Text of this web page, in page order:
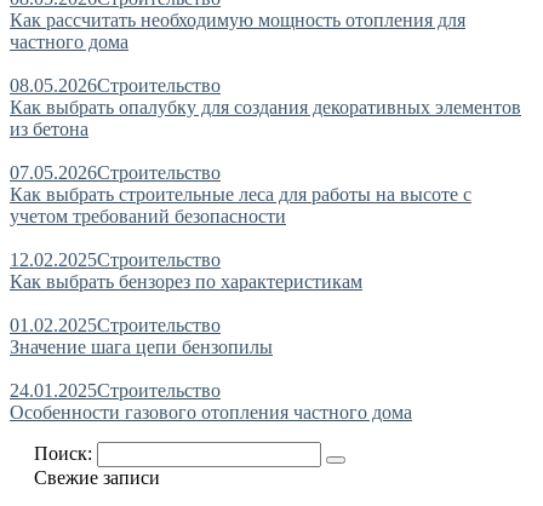
Как рассчитать необходимую мощность отопления для
частного дома
08.05.2026Строительство
Как выбрать опалубку для создания декоративных элементов
из бетона
07.05.2026Строительство
Как выбрать строительные леса для работы на высоте с
учетом требований безопасности
12.02.2025Строительство
Как выбрать бензорез по характеристикам
01.02.2025Строительство
Значение шага цепи бензопилы
24.01.2025Строительство
Особенности газового отопления частного дома
Поиск:
Свежие записи